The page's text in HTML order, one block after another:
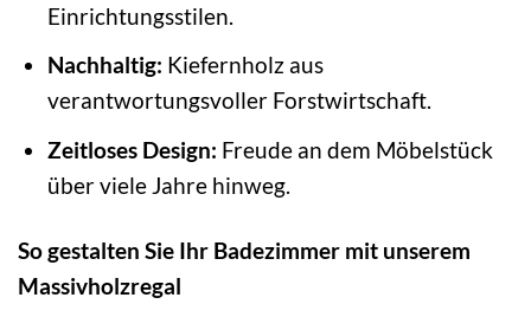
Einrichtungsstilen.
Nachhaltig: Kiefernholz aus
verantwortungsvoller Forstwirtschaft.
Zeitloses Design: Freude an dem Möbelstück
über viele Jahre hinweg.
So gestalten Sie Ihr Badezimmer mit unserem
Massivholzregal